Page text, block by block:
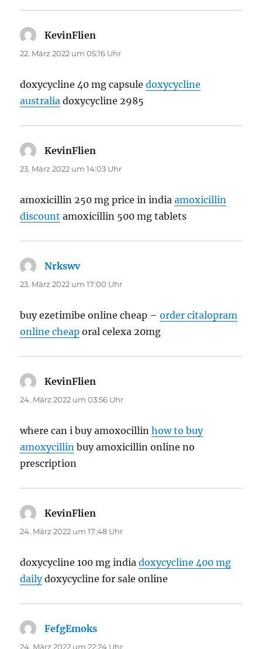
KevinFlien
22. März 2022 um 05:16 Uhr
doxycycline 40 mg capsuledoxycycline
australia doxycycline 2985
KevinFlien
23. März 2022 um 14:03 Uhr
amoxicillin 250 mg price in indiaamoxicillin
discount amoxicillin 500 mg tablets
Nrkswvsagt:
23. März 2022 um 17:00 Uhr
buy ezetimibe online cheap –order citalopram
online cheap oral celexa 20mg
KevinFlien
24. März 2022 um 03:56 Uhr
where can i buy amoxocillinhow to buy
amoxycillin buy amoxicillin online no
prescription
KevinFlien
24. März 2022 um 17:48 Uhr
doxycycline 100 mg indiadoxycycline 400 mg
dailydoxycycline for sale online
FefgEmoks
24. März 2022 um 22:24 Uhr